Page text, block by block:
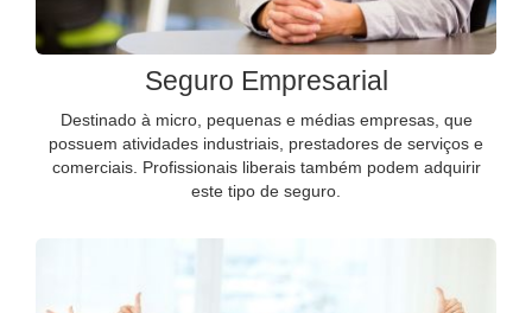
Seguro Empresarial
Destinado à micro, pequenas e médias empresas, que
possuem atividades industriais, prestadores de serviços e
comerciais. Profissionais liberais também podem adquirir
este tipo de seguro.